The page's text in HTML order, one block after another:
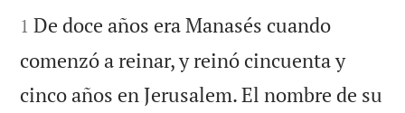


1 De doce años era Manasés cuando
comenzó a reinar, y reinó cincuenta y
cinco años en Jerusalem. El nombre de su